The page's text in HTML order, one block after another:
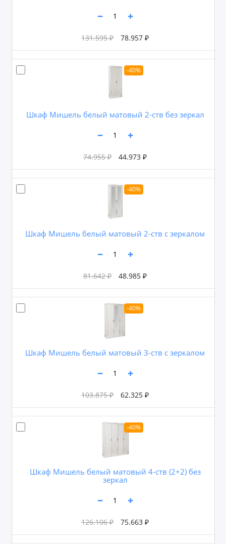
131.595 ₽ 78.957 ₽
-40%
Шкаф Мишель белый матовый 2-ств без зеркал
74.955 ₽ 44.973 ₽
-40%
Шкаф Мишель белый матовый 2-ств с зеркалом
81.642 ₽ 48.985 ₽
-40%
Шкаф Мишель белый матовый 3-ств с зеркалом
103.875 ₽ 62.325 ₽
-40%
Шкаф Мишель белый матовый 4-ств (2+2) без
зеркал
126.106 ₽ 75.663 ₽